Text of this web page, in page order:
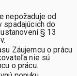
nepožaduje od
spadajúcich do
§ 13
Záujemcu o prácu
nie sú
o prácu.